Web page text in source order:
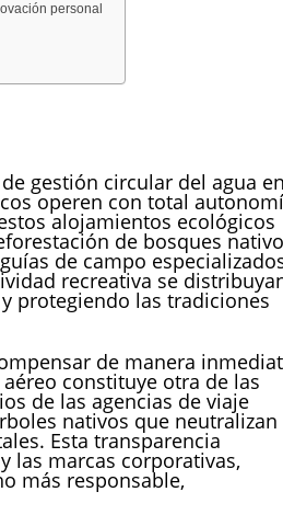
personal
gestión circular del agua
operen con total
alojamientos ecológicos
de bosques
de campo
recreativa se
protegiendo las tradiciones
de manera
constituye otra de las
de las agencias de viaje
nativos que neutralizan
Esta transparencia
las marcas corporativas,
más responsable,